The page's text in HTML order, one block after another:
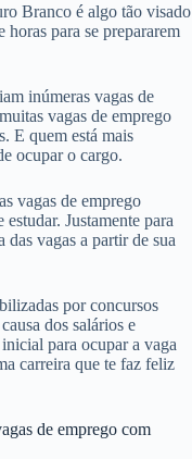
Branco é algo tão visado
horas para se prepararem
inúmeras vagas de
vagas de emprego
E quem está mais
ocupar o cargo.
vagas de emprego
Justamente para
das vagas a partir de sua
por concursos
dos salários e
para ocupar a vaga
carreira que te faz feliz
de emprego com